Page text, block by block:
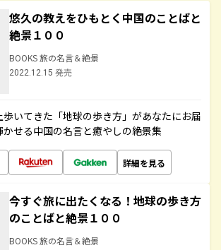
悠久の教えをひもとく中国のことばと
絶景１００
BOOKS 旅の名言＆絶景
2022.12.15 発売
いてきた「地球の歩き方」があなたにお届
かせる中国の名言と癒やしの絶景集
詳細を見る
今すぐ旅に出たくなる！地球の歩き方
のことばと絶景１００
BOOKS 旅の名言＆絶景